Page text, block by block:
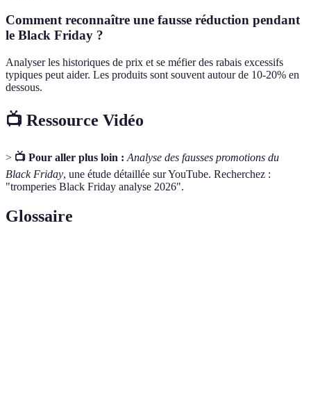
Comment reconnaître une fausse réduction pendant
le Black Friday ?
Analyser les historiques de prix et se méfier des rabais excessifs
typiques peut aider. Les produits sont souvent autour de 10-20% en
dessous.
📺 Ressource Vidéo
> 📺 Pour aller plus loin : Analyse des fausses promotions du
Black Friday, une étude détaillée sur YouTube. Recherchez :
"tromperies Black Friday analyse 2026".
Glossaire